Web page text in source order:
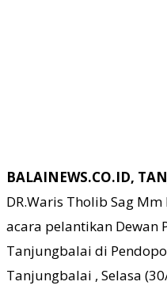
BALAINEWS.CO.ID,
DR.Waris Tholib Sag
acara pelantikan Dewan
Tanjungbalai di
Tanjungbalai , Selasa